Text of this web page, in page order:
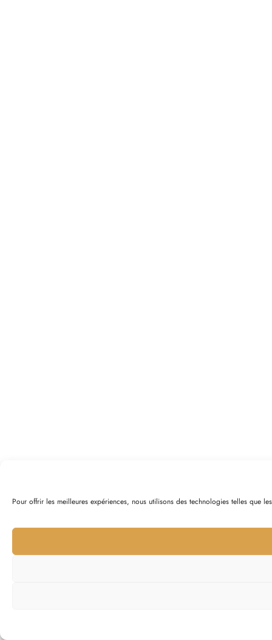
Pour offrir les meilleures expériences, nous utilisons des technologies telles que